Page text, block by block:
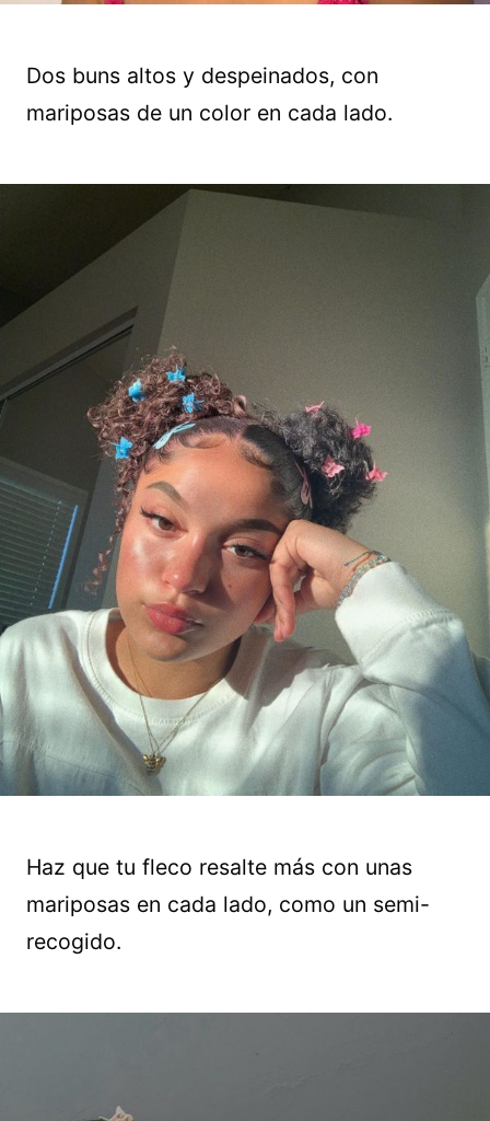
Dos buns altos y despeinados, con
mariposas de un color en cada lado.
Haz que tu fleco resalte más con unas
mariposas en cada lado, como un semi-
recogido.